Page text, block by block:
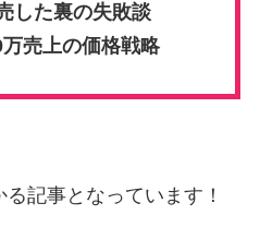
した裏の失敗談
売上の価格戦略
記事となっています！